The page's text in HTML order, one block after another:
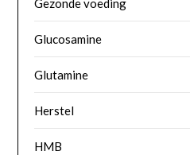
Gezonde voeding
Glucosamine
Glutamine
Herstel
HMB